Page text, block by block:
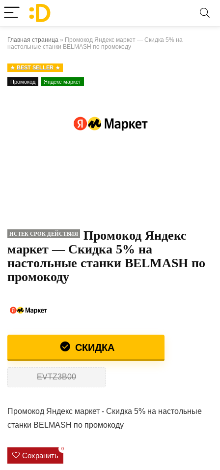
Главная страница » Промокод Яндекс маркет — Скидка 5% на
настольные станки BELMASH по промокоду
BEST SELLER
Промокод Яндекс маркет
ИСТЕК СРОК ДЕЙСТВИЯ
Промокод Яндекс
маркет — Скидка 5% на
настольные станки BELMASH по
промокоду
СКИДКА
EVTZ3B00
Промокод Яндекс маркет - Скидка 5% на настольные
станки BELMASH по промокоду
Сохранить
0